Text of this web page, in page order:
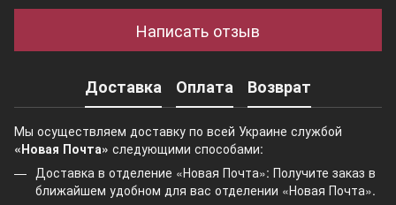
Написать отзыв
Доставка Оплата Возврат
Мы осуществляем доставку по всей Украине службой
«Новая Почта» следующими способами:
Доставка в отделение «Новая Почта»: Получите заказ в
ближайшем удобном для вас отделении «Новая Почта».